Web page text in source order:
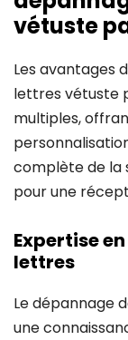
vétuste
Les avantages
lettres vétuste
multiples,
complète de la
pour une
Expertise
lettres
Le dépannage
une